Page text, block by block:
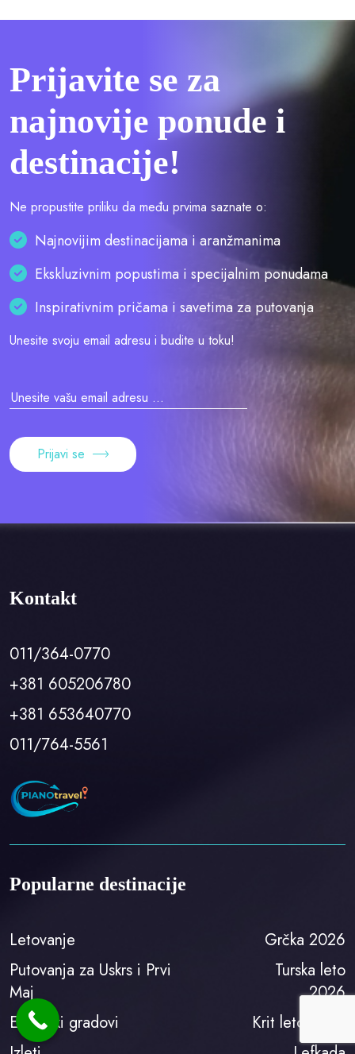
Prijavite se za
najnovije ponude i
destinacije!
Ne propustite priliku da među prvima saznate o:
Najnovijim destinacijama i aranžmanima
Ekskluzivnim popustima i specijalnim ponudama
Inspirativnim pričama i savetima za putovanja
Unesite svoju email adresu i budite u toku!
Prijavi se
Kontakt
011/364-0770
+381 605206780
+381 653640770
011/764-5561
Popularne destinacije
Letovanje
Putovanja za Uskrs i Prvi
Maj
Evropski gradovi
Grčka 2026
Turska leto
2026
Krit leto 2025